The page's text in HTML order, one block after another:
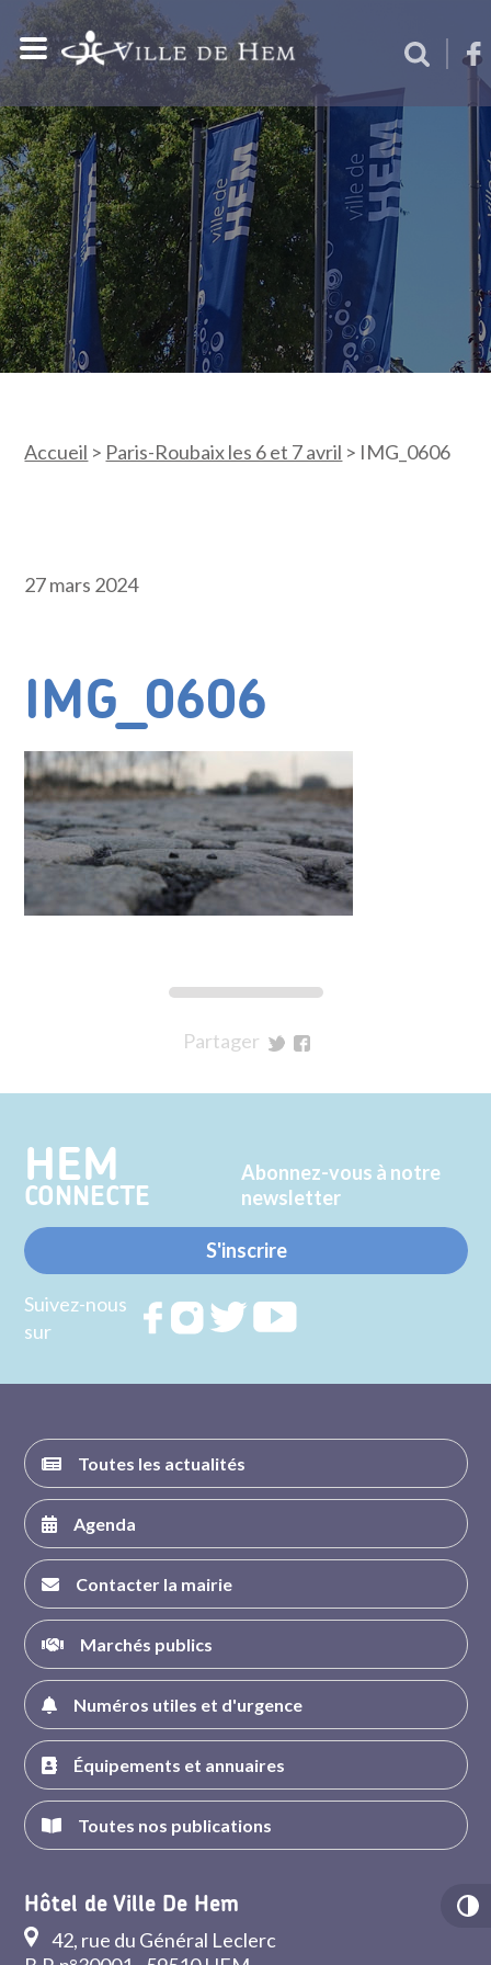
Accueil > Paris-Roubaix les 6 et 7 avril > IMG_0606
27 mars 2024
IMG_0606
Partager
Twitter
Facebook
HEM
CONNECTE
Abonnez-vous à notre
newsletter
S'inscrire
Suivez-nous
sur
RejoignezRejoignezRejoignez
Toutes les actualités
Agenda
Contacter la mairie
Marchés publics
Numéros utiles et d'urgence
Équipements et annuaires
Toutes nos publications
Hôtel de Ville De Hem
42, rue du Général Leclerc